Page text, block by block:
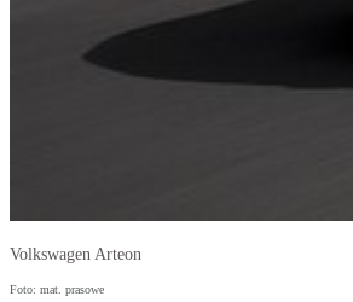
Volkswagen Arteon
Foto: mat. prasowe